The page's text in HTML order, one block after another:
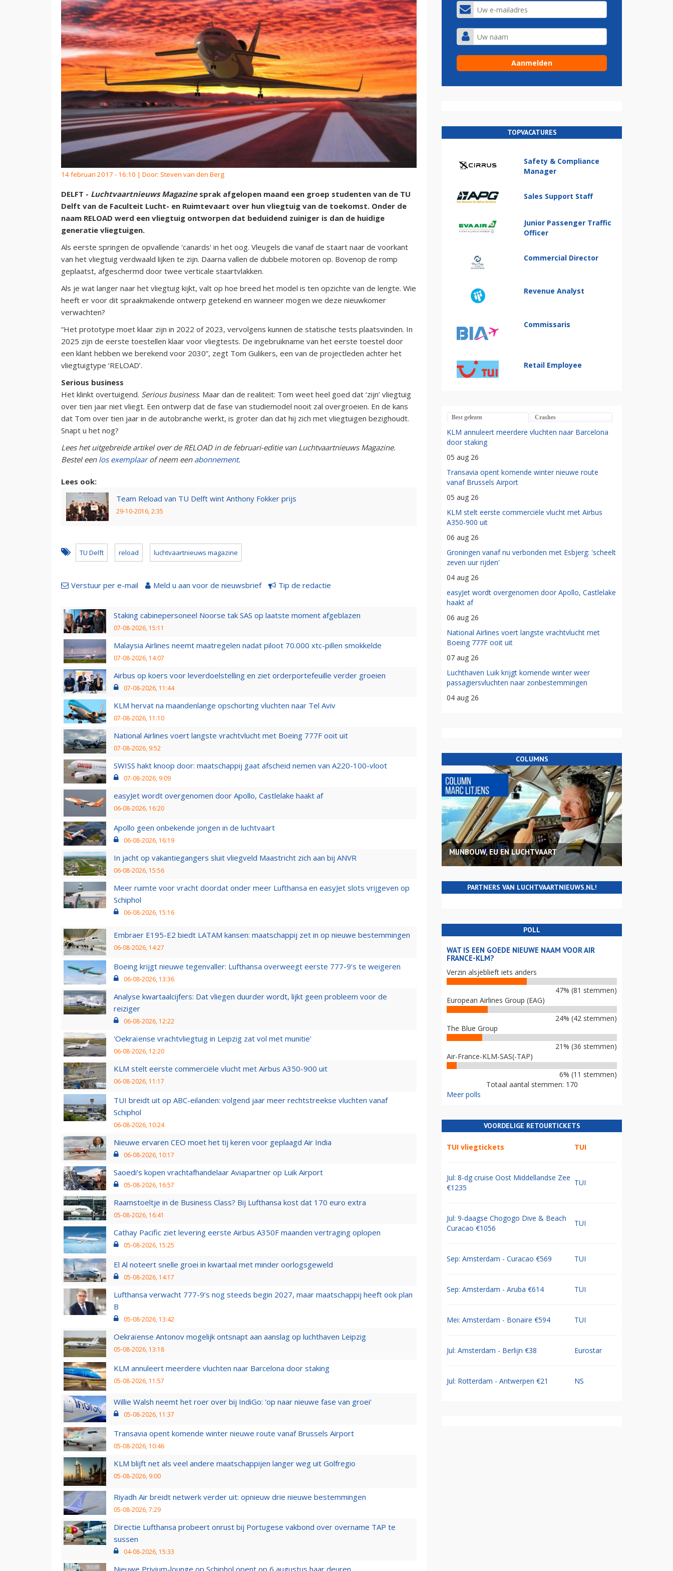
14 februari 2017 - 16:10 | Door: Steven van den Berg
DELFT - Luchtvaartnieuws Magazinesprak afgelopen maand een groep studenten van de TU
Delft van de Faculteit Lucht- en Ruimtevaart over hun vliegtuig van de toekomst. Onder de
naam RELOAD werd een vliegtuig ontworpen dat beduidend zuiniger is dan de huidige
generatie vliegtuigen.
Als eerste springen de opvallende 'canards' in het oog. Vleugels die vanaf de staart naar de voorkant
van het vliegtuig verdwaald lijken te zijn. Daarna vallen de dubbele motoren op. Bovenop de romp
geplaatst, afgeschermd door twee verticale staartvlakken.
Als je wat langer naar het vliegtuig kijkt, valt op hoe breed het model is ten opzichte van de lengte. Wie
heeft er voor dit spraakmakende ontwerp getekend en wanneer mogen we deze nieuwkomer
verwachten?
“Het prototype moet klaar zijn in 2022 of 2023, vervolgens kunnen de statische tests plaatsvinden. In
2025 zijn de eerste toestellen klaar voor vliegtests. De ingebruikname van het eerste toestel door
een klant hebben we berekend voor 2030”, zegt Tom Gulikers, een van de projectleden achter het
vliegtuigtype ‘RELOAD’.
Serious business
Het klinkt overtuigend. Serious business. Maar dan de realiteit: Tom weet heel goed dat ‘zijn’ vliegtuig
over tien jaar niet vliegt. Een ontwerp dat de fase van studiemodel nooit zal overgroeien. En de kans
dat Tom over tien jaar in de autobranche werkt, is groter dan dat hij zich met vliegtuigen bezighoudt.
Snapt u het nog?
Lees het uitgebreide artikel over de RELOAD in de februari-editie van Luchtvaartnieuws Magazine.
Bestel een los exemplaarof neem een abonnement.
Lees ook:
Team Reload van TU Delft wint Anthony Fokker prijs
29-10-2016, 2:35
TU Delft reload luchtvaartnieuws magazine
Verstuur per e-mail Meld u aan voor de nieuwsbrief Tip de redactie
Staking cabinepersoneel Noorse tak SAS op laatste moment afgeblazen
07-08-2026, 15:11
Malaysia Airlines neemt maatregelen nadat piloot 70.000 xtc-pillen smokkelde
07-08-2026, 14:07
Airbus op koers voor leverdoelstelling en ziet orderportefeuille verder groeien
07-08-2026, 11:44
KLM hervat na maandenlange opschorting vluchten naar Tel Aviv
07-08-2026, 11:10
National Airlines voert langste vrachtvlucht met Boeing 777F ooit uit
07-08-2026, 9:52
SWISS hakt knoop door: maatschappij gaat afscheid nemen van A220-100-vloot
07-08-2026, 9:09
easyJet wordt overgenomen door Apollo, Castlelake haakt af
06-08-2026, 16:20
Apollo geen onbekende jongen in de luchtvaart
06-08-2026, 16:19
In jacht op vakantiegangers sluit vliegveld Maastricht zich aan bij ANVR
06-08-2026, 15:56
Meer ruimte voor vracht doordat onder meer Lufthansa en easyJet slots vrijgeven op
Schiphol
06-08-2026, 15:16
Embraer E195-E2 biedt LATAM kansen: maatschappij zet in op nieuwe bestemmingen
06-08-2026, 14:27
Boeing krijgt nieuwe tegenvaller: Lufthansa overweegt eerste 777-9’s te weigeren
06-08-2026, 13:36
Analyse kwartaalcijfers: Dat vliegen duurder wordt, lijkt geen probleem voor de
reiziger
06-08-2026, 12:22
'Oekraïense vrachtvliegtuig in Leipzig zat vol met munitie'
06-08-2026, 12:20
KLM stelt eerste commerciële vlucht met Airbus A350-900 uit
06-08-2026, 11:17
TUI breidt uit op ABC-eilanden: volgend jaar meer rechtstreekse vluchten vanaf
Schiphol
06-08-2026, 10:24
Nieuwe ervaren CEO moet het tij keren voor geplaagd Air India
06-08-2026, 10:17
Saoedi’s kopen vrachtafhandelaar Aviapartner op Luik Airport
05-08-2026, 16:57
Raamstoeltje in de Business Class? Bij Lufthansa kost dat 170 euro extra
05-08-2026, 16:41
Cathay Pacific ziet levering eerste Airbus A350F maanden vertraging oplopen
05-08-2026, 15:25
El Al noteert snelle groei in kwartaal met minder oorlogsgeweld
05-08-2026, 14:17
Lufthansa verwacht 777-9’s nog steeds begin 2027, maar maatschappij heeft ook plan
B
05-08-2026, 13:42
Oekraïense Antonov mogelijk ontsnapt aan aanslag op luchthaven Leipzig
05-08-2026, 13:18
KLM annuleert meerdere vluchten naar Barcelona door staking
05-08-2026, 11:57
Willie Walsh neemt het roer over bij IndiGo: 'op naar nieuwe fase van groei'
05-08-2026, 11:37
Transavia opent komende winter nieuwe route vanaf Brussels Airport
05-08-2026, 10:46
KLM blijft net als veel andere maatschappijen langer weg uit Golfregio
05-08-2026, 9:00
Riyadh Air breidt netwerk verder uit: opnieuw drie nieuwe bestemmingen
05-08-2026, 7:29
Directie Lufthansa probeert onrust bij Portugese vakbond over overname TAP te
sussen
04-08-2026, 15:33
Nieuwe Privium-lounge op Schiphol opent op 6 augustus haar deuren
TOPVACATURES
Safety & Compliance
Manager
Sales Support Staff
Junior Passenger Traffic
Officer
Commercial Director
Revenue Analyst
Commissaris
Retail Employee
Best gelezen Crashes
KLM annuleert meerdere vluchten naar Barcelona
door staking
05 aug 26
Transavia opent komende winter nieuwe route
vanaf Brussels Airport
05 aug 26
KLM stelt eerste commerciële vlucht met Airbus
A350-900 uit
06 aug 26
Groningen vanaf nu verbonden met Esbjerg: 'scheelt
zeven uur rijden'
04 aug 26
easyJet wordt overgenomen door Apollo, Castlelake
haakt af
06 aug 26
National Airlines voert langste vrachtvlucht met
Boeing 777F ooit uit
07 aug 26
Luchthaven Luik krijgt komende winter weer
passagiersvluchten naar zonbestemmingen
04 aug 26
COLUMNS
MIJNBOUW, EU EN LUCHTVAART
PARTNERS VAN LUCHTVAARTNIEUWS.NL!
POLL
WAT IS EEN GOEDE NIEUWE NAAM VOOR AIR
FRANCE-KLM?
Verzin alsjeblieft iets anders
47% (81 stemmen)
European Airlines Group (EAG)
24% (42 stemmen)
The Blue Group
21% (36 stemmen)
Air-France-KLM-SAS(-TAP)
6% (11 stemmen)
Totaal aantal stemmen: 170
Meer polls
VOORDELIGE RETOURTICKETS
TUI vliegtickets TUI
Jul: 8-dg cruise Oost Middellandse Zee
€1235
TUI
Jul: 9-daagse Chogogo Dive & Beach
Curacao €1056
TUI
Sep: Amsterdam - Curacao €569 TUI
Sep: Amsterdam - Aruba €614 TUI
Mei: Amsterdam - Bonaire €594 TUI
Jul: Amsterdam - Berlijn €38 Eurostar
Jul: Rotterdam - Antwerpen €21 NS